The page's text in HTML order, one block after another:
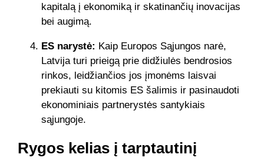
kapitalą į ekonomiką ir skatinančių inovacijas
bei augimą.
ES narystė: Kaip Europos Sąjungos narė,
Latvija turi prieigą prie didžiulės bendrosios
rinkos, leidžiančios jos įmonėms laisvai
prekiauti su kitomis ES šalimis ir pasinaudoti
ekonominiais partnerystės santykiais
sąjungoje.
Rygos kelias į tarptautinį